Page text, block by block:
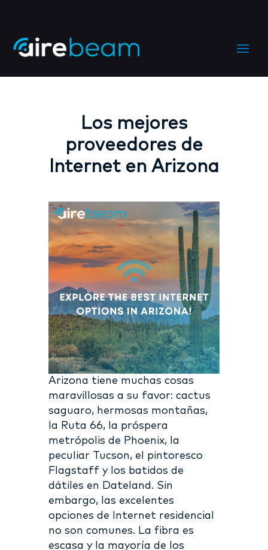
Los mejores
proveedores de
Internet en Arizona
Arizona tiene muchas cosas
maravillosas a su favor: cactus
saguaro, hermosas montañas,
la Ruta 66, la próspera
metrópolis de Phoenix, la
peculiar Tucson, el pintoresco
Flagstaff y los batidos de
dátiles en Dateland. Sin
embargo, las excelentes
opciones de Internet residencial
no son comunes. La fibra es
escasa y la mayoría de los